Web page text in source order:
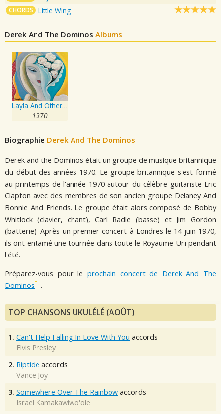
CHORDS Little Wing
Derek And The Dominos Albums
Layla And Other Assorted Love Songs
1970
Biographie Derek And The Dominos
Derek and the Dominos était un groupe de musique britannique
du début des années 1970. Le groupe britannique s'est formé
au printemps de l'année 1970 autour du célèbre guitariste Eric
Clapton avec des membres de son ancien groupe Delaney And
Bonnie And Friends. Le groupe était alors composé de Bobby
Whitlock (clavier, chant), Carl Radle (basse) et Jim Gordon
(batterie). Après un premier concert à Londres le 14 juin 1970,
ils ont entamé une tournée dans toute le Royaume-Uni pendant
l'été.
Préparez-vous pour le prochain concert de Derek And The
Dominos
.
TOP CHANSONS UKULÉLÉ (AOÛT)
1. Can't Help Falling In Love With You accords
Elvis Presley
2. Riptide accords
Vance Joy
3. Somewhere Over The Rainbow accords
Israel Kamakawiwo'ole